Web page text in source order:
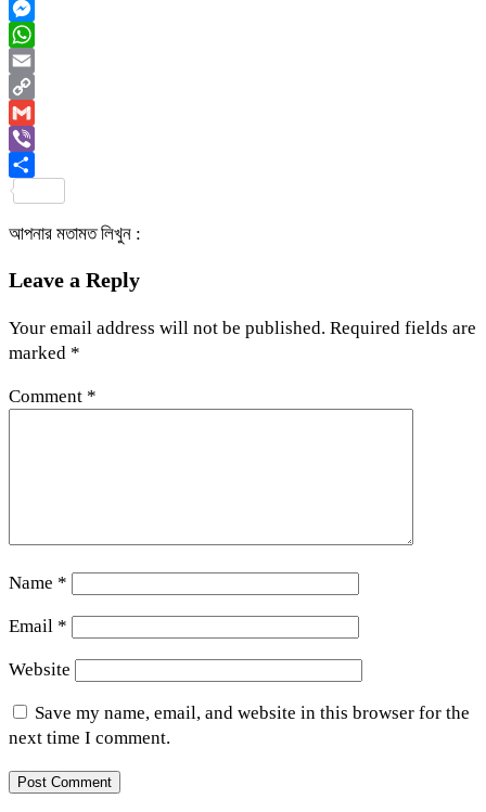
Twitter
Messenger
WhatsApp
Email
Copy
Link
Gmail
Viber
আপনার মতামত লিখুন :
Leave a Reply
Your email address will not be published. Required fields are
marked *
Comment *
Name *
Email *
Website
Save my name, email, and website in this browser for the
next time I comment.